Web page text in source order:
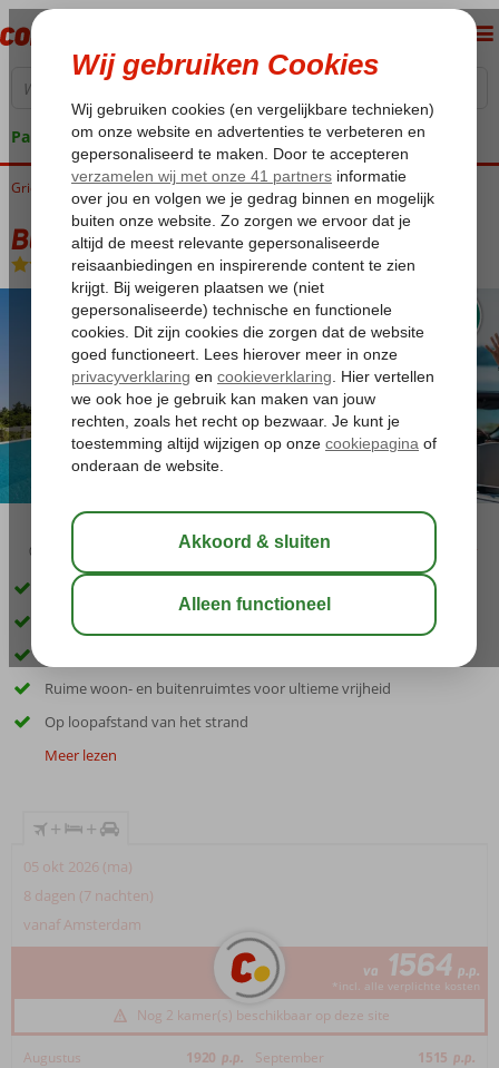
Pakketgarantie
Home
Griekenland Kreta Agia Pelagia Blue Hills Villas
Blue Hills Villas
Logies-Villa
03:30
Inclusief huurauto categorie A
Rustige ligging in het groene heuvellandschap van Lygaria
Ruime woon- en buitenruimtes voor ultieme vrijheid
Op loopafstand van het strand
Meer lezen
+ +
05 okt 2026 (ma)
8 dagen (7 nachten)
vanaf Amsterdam
va 1564 p.p.
*incl. alle verplichte kosten
Nog 2 kamer(s) beschikbaar op deze site
Augustus 1920 p.p. September 1515 p.p.